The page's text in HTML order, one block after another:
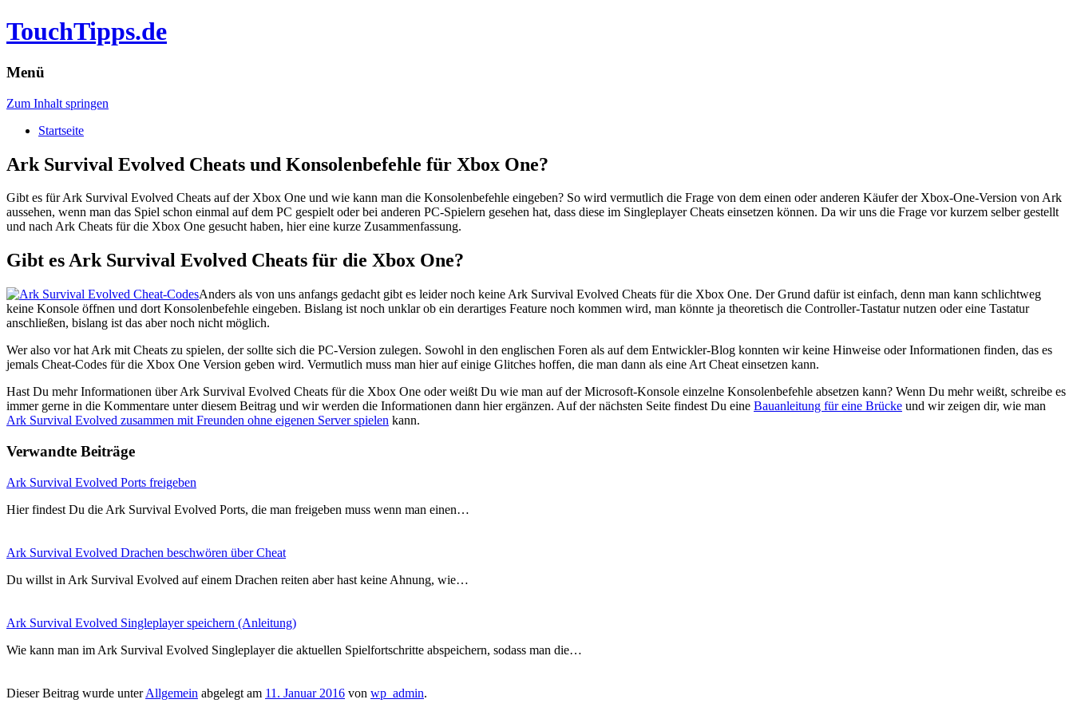
TouchTipps.de
Menü
Zum Inhalt springen
Startseite
Ark Survival Evolved Cheats und Konsolenbefehle für Xbox One?
Gibt es für Ark Survival Evolved Cheats auf der Xbox One und wie kann man die Konsolenbefehle eingeben? So wird vermutlich die Frage von dem einen oder anderen Käufer der Xbox-One-Version von Ark
aussehen, wenn man das Spiel schon einmal auf dem PC gespielt oder bei anderen PC-Spielern gesehen hat, dass diese im Singleplayer Cheats einsetzen können. Da wir uns die Frage vor kurzem selber gestellt
und nach Ark Cheats für die Xbox One gesucht haben, hier eine kurze Zusammenfassung.
Gibt es Ark Survival Evolved Cheats für die Xbox One?
Anders als von uns anfangs gedacht gibt es leider noch keine Ark Survival Evolved Cheats für die Xbox One. Der Grund dafür ist einfach, denn man kann schlichtweg
keine Konsole öffnen und dort Konsolenbefehle eingeben. Bislang ist noch unklar ob ein derartiges Feature noch kommen wird, man könnte ja theoretisch die Controller-Tastatur nutzen oder eine Tastatur
anschließen, bislang ist das aber noch nicht möglich.
Wer also vor hat Ark mit Cheats zu spielen, der sollte sich die PC-Version zulegen. Sowohl in den englischen Foren als auf dem Entwickler-Blog konnten wir keine Hinweise oder Informationen finden, das es
jemals Cheat-Codes für die Xbox One Version geben wird. Vermutlich muss man hier auf einige Glitches hoffen, die man dann als eine Art Cheat einsetzen kann.
Hast Du mehr Informationen über Ark Survival Evolved Cheats für die Xbox One oder weißt Du wie man auf der Microsoft-Konsole einzelne Konsolenbefehle absetzen kann? Wenn Du mehr weißt, schreibe es
immer gerne in die Kommentare unter diesem Beitrag und wir werden die Informationen dann hier ergänzen. Auf der nächsten Seite findest Du eine Bauanleitung für eine Brücke und wir zeigen dir, wie man
Ark Survival Evolved zusammen mit Freunden ohne eigenen Server spielen kann.
Verwandte Beiträge
Ark Survival Evolved Ports freigeben
Hier findest Du die Ark Survival Evolved Ports, die man freigeben muss wenn man einen…
Ark Survival Evolved Drachen beschwören über Cheat
Du willst in Ark Survival Evolved auf einem Drachen reiten aber hast keine Ahnung, wie…
Ark Survival Evolved Singleplayer speichern (Anleitung)
Wie kann man im Ark Survival Evolved Singleplayer die aktuellen Spielfortschritte abspeichern, sodass man die…
Dieser Beitrag wurde unterAllgemein abgelegt am 11. Januar 2016 von wp_admin.